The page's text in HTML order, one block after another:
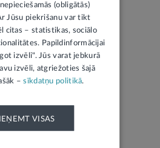
OFICIĀLAIS IZDEVUMS
laidiens
ziņas
(obligātās)
Jūsu piekrišanu var tikt
citas – statistikas, sociālo
Papildinformācijai
izvēli". Jūs varat jebkurā
izvēli, atgriežoties šajā
–sīkdatņu politikā.
VISAS